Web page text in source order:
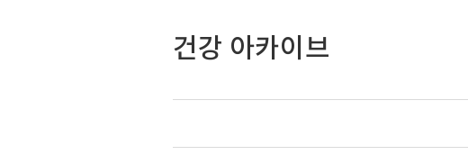
건강 아카이브